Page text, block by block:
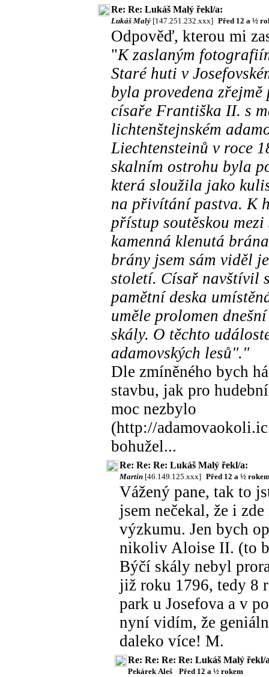
Re: Re: Lukáš Malý řekl/a:
Lukáš Malý [147.251.232.xxx] Před 12 a ½
Odpověď, kterou mi
"K zaslaným
Staré huti v
byla provedena
císaře Františka II. s
lichtenštejnském
Liechtensteinů v roce
skalním ostrohu byla
která sloužila jako
na přivítání pastva. K
přístup soutěskou
kamenná klenutá
brány jsem sám viděl
století. Císař navštívil
pamětní deska
uměle prolomen
skály. O těchto
adamovských lesů"."
Dle zmíněného bych
stavbu, jak pro
moc nezbylo
(http://
bohužel...
Re: Re: Re: Lukáš Malý řekl/a:
Martin [46.149.125.xxx] Před 12 a ½
Vážený pane, tak to
jsem nečekal, že i
výzkumu. Jen bych
nikoliv Aloise II. (to
Býčí skály nebyl
již roku 1796, tedy 8
park u Josefova a v
nyní vidím, že
daleko více! M.
Re: Re: Re: Re: Lukáš Malý řekl/
Pekárek Aleš Před 12 a ½ rokem